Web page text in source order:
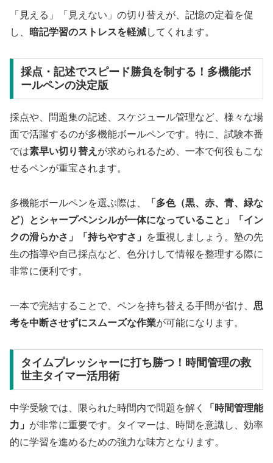
「見える」「見えない」の切り替えが、記憶の定着を促
し、
暗記学習のストレスを軽減してくれます。
採点・記述でスピード勝負を制する！多機能ボ
ールペンの決定版
採点や、問題集の記述、スケジュール管理など、様々な場
面で活躍するのが多機能ボールペンです。特に、試験本番
では素早い切り替え が求められるため、一本で何役もこな
せるペンが重宝されます。
多機能ボールペンを選ぶ際は、
「多色（黒、赤、青、緑な
ど）とシャープペンシルが一体になっていること」「イン
クの滑らかさ」「持ちやすさ」
を重視しましょう。塾の先
生の指導や自己採点など、色分けして情報を整理する際に
非常に便利です。
一本で完結することで、ペンを持ち替える手間が省け、 思
考を中断させずにスムーズな作業が可能になります。
タイムプレッシャーに打ち勝つ！時間管理の救
世主タイマー活用術
中学受験では、限られた時間内で問題を解く
「時間管理能
力」 が非常に重要です。タイマーは、時間を意識し、効率
的に学習を進めるための強力な味方となります。